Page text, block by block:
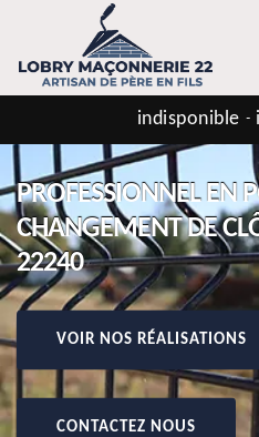
indisponible -
PROFESSIONNEL EN
CHANGEMENT DE
22240
VOIR NOS RÉALISATIONS
CONTACTEZ NOUS